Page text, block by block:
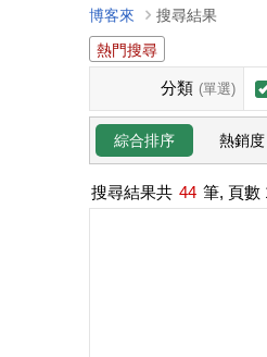
博客來
搜尋結果
熱門搜尋
分類 (單選)
綜合排序 熱銷度
搜尋結果共 44 筆, 頁數